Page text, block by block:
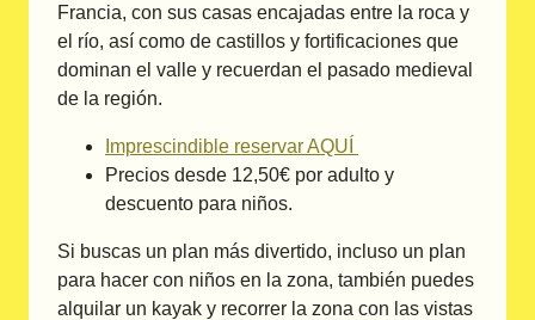
Francia, con sus casas encajadas entre la roca y
el río, así como de castillos y fortificaciones que
dominan el valle y recuerdan el pasado medieval
de la región.
Imprescindible reservar AQUÍ
Precios desde 12,50€ por adulto y
descuento para niños.
Si buscas un plan más divertido, incluso un plan
para hacer con niños en la zona, también puedes
alquilar un kayak y recorrer la zona con las vistas